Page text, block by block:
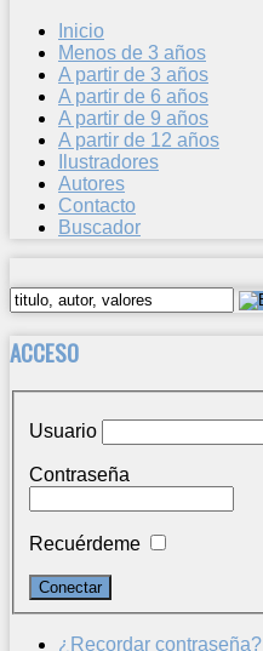
Inicio
Menos de 3 años
A partir de 3 años
A partir de 6 años
A partir de 9 años
A partir de 12 años
Ilustradores
Autores
Contacto
Buscador
ACCESO
Usuario
Contraseña
Recuérdeme
¿Recordar contraseña?